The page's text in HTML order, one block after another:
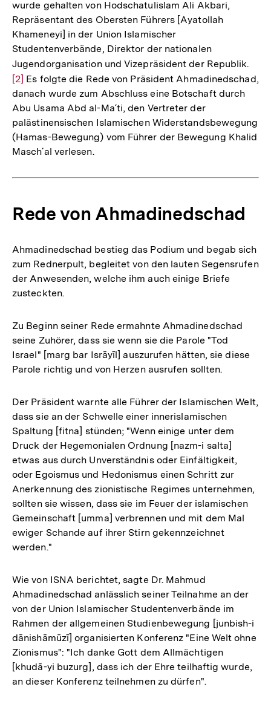
wurde gehalten von Hodschatulislam Ali Akbari,
Repräsentant des Obersten Führers [Ayatollah
Khameneyi] in der Union Islamischer
Studentenverbände, Direktor der nationalen
Jugendorganisation und Vizepräsident der Republik.
[2] Es folgte die Rede von Präsident Ahmadinedschad,
danach wurde zum Abschluss eine Botschaft durch
Abu Usama Abd al-Ma´ti, den Vertreter der
palästinensischen Islamischen Widerstandsbewegung
(Hamas-Bewegung) vom Führer der Bewegung Khalid
Masch´al verlesen.
Rede von Ahmadinedschad
Ahmadinedschad bestieg das Podium und begab sich
zum Rednerpult, begleitet von den lauten Segensrufen
der Anwesenden, welche ihm auch einige Briefe
zusteckten.
Zu Beginn seiner Rede ermahnte Ahmadinedschad
seine Zuhörer, dass sie wenn sie die Parole "Tod
Israel" [marg bar Isrāyīl] auszurufen hätten, sie diese
Parole richtig und von Herzen ausrufen sollten.
Der Präsident warnte alle Führer der Islamischen Welt,
dass sie an der Schwelle einer innerislamischen
Spaltung [fitna] stünden; "Wenn einige unter dem
Druck der Hegemonialen Ordnung [nazm-i salta]
etwas aus durch Unverständnis oder Einfältigkeit,
oder Egoismus und Hedonismus einen Schritt zur
Anerkennung des zionistische Regimes unternehmen,
sollten sie wissen, dass sie im Feuer der islamischen
Gemeinschaft [umma] verbrennen und mit dem Mal
ewiger Schande auf ihrer Stirn gekennzeichnet
werden."
Wie von ISNA berichtet, sagte Dr. Mahmud
Ahmadinedschad anlässlich seiner Teilnahme an der
von der Union Islamischer Studentenverbände im
Rahmen der allgemeinen Studienbewegung [junbish-i
dānishāmūzī] organisierten Konferenz "Eine Welt ohne
Zionismus": "Ich danke Gott dem Allmächtigen
[khudā-yi buzurg], dass ich der Ehre teilhaftig wurde,
an dieser Konferenz teilnehmen zu dürfen".